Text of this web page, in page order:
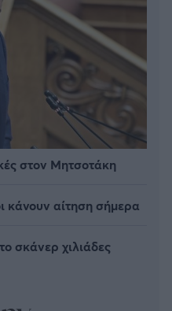
στον Μητσοτάκη
κάνουν αίτηση σήμερα
σκάνερ χιλιάδες